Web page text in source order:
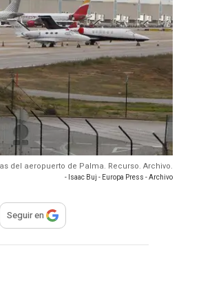
del aeropuerto de Palma. Recurso. Archivo.
- Isaac Buj - Europa Press - Archivo
para compartir
Seguir en